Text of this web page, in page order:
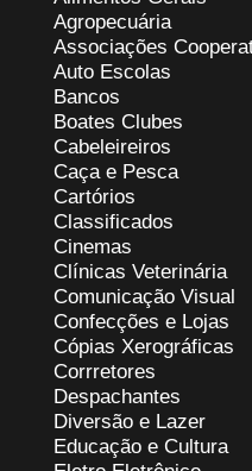
Agropecuária
Associações
Auto Escolas
Bancos
Boates Clubes
Cabeleireiros
Caça e Pesca
Cartórios
Classificados
Cinemas
Clínicas Veterinária
Comunicação Visual
Confecções e Lojas
Cópias Xerográficas
Corrretores
Despachantes
Diversão e Lazer
Educação e Cultura